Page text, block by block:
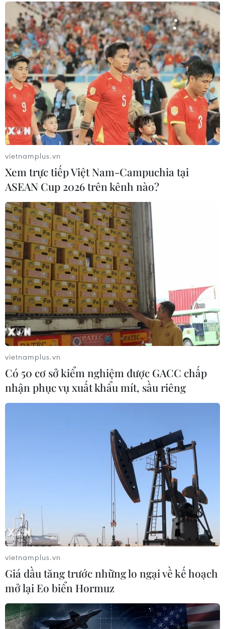
vietnamplus.vn
Xem trực tiếp Việt Nam-Campuchia tại
ASEAN Cup 2026 trên kênh nào?
vietnamplus.vn
Có 50 cơ sở kiểm nghiệm được GACC chấp
nhận phục vụ xuất khẩu mít, sầu riêng
vietnamplus.vn
Giá dầu tăng trước những lo ngại về kế hoạch
mở lại Eo biển Hormuz